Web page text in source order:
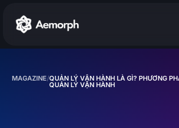
SEO
MAGAZINE/QUẢN LÝ VẬN HÀNH LÀ GÌ? PHƯƠNG
QUẢN LÝ VẬN HÀNH